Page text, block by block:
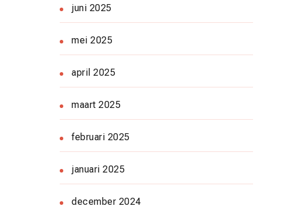
juni 2025
mei 2025
april 2025
maart 2025
februari 2025
januari 2025
december 2024